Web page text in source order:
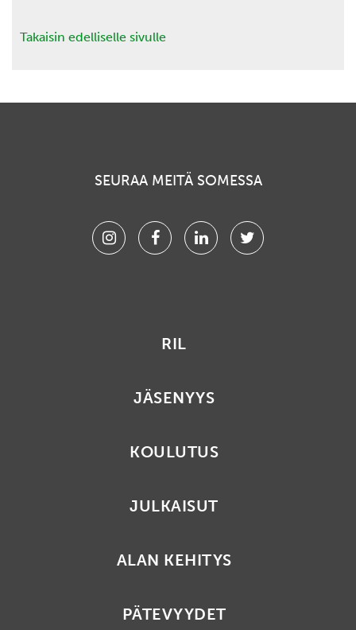
Takaisin edelliselle sivulle
SEURAA MEITÄ SOMESSA
InstagramFacebookLinkedinTwitter
RIL
JÄSENYYS
KOULUTUS
JULKAISUT
ALAN KEHITYS
PÄTEVYYDET